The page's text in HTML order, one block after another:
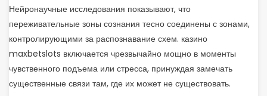
Нейронаучные исследования показывают, что
переживательные зоны сознания тесно соединены с зонами,
контролирующими за распознавание схем. казино
maxbetslots включается чрезвычайно мощно в моменты
чувственного подъема или стресса, принуждая замечать
существенные связи там, где их может не существовать.